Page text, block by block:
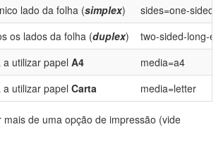
lado da folha (simplex)
sides=one-sided
os lados da folha (duplex)
two-sided-long-
utilizar papel A4
media=a4
utilizar papel Carta media=letter
mais de uma opção de impressão (vide